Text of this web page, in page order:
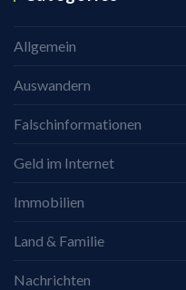
Allgemein
Auswandern
Falschinformationen
Geld im Internet
Immobilien
Land & Familie
Nachrichten